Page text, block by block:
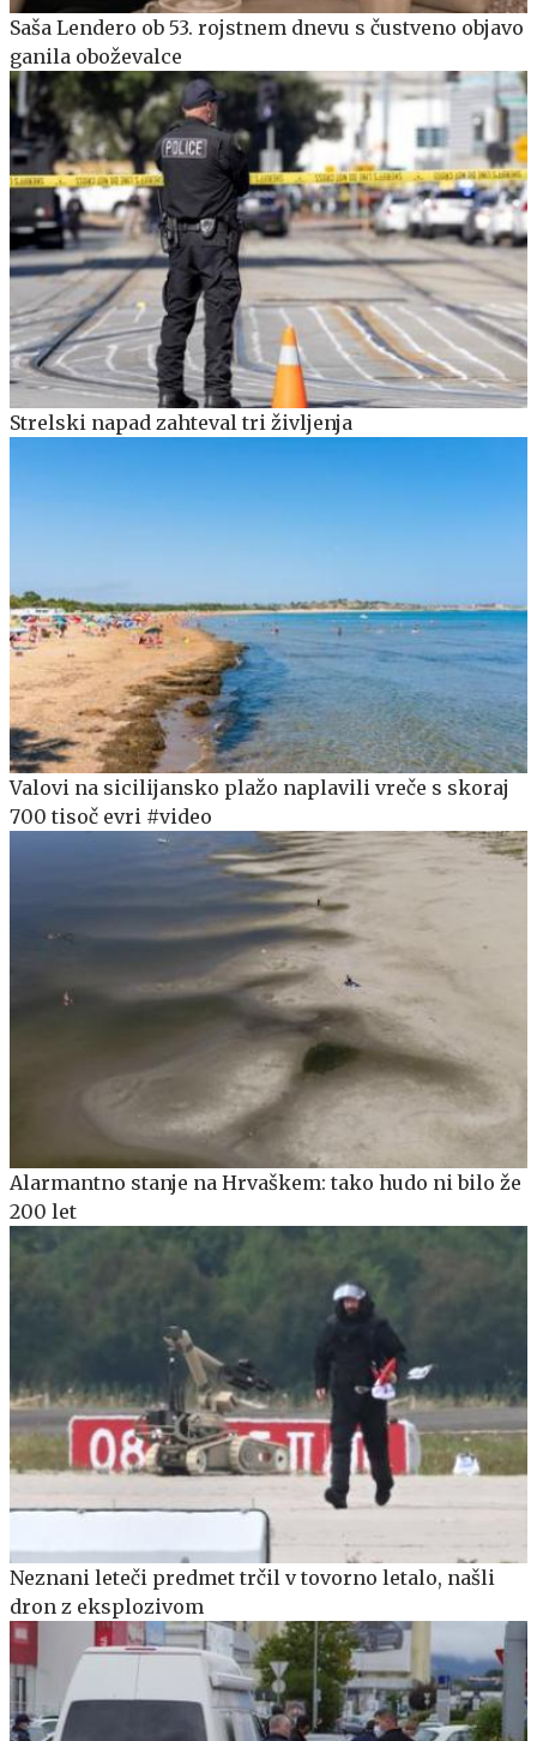
Saša Lendero ob 53. rojstnem dnevu s čustveno objavo
ganila oboževalce
Strelski napad zahteval tri življenja
Valovi na sicilijansko plažo naplavili vreče s skoraj
700 tisoč evri #video
Alarmantno stanje na Hrvaškem: tako hudo ni bilo že
200 let
Neznani leteči predmet trčil v tovorno letalo, našli
dron z eksplozivom